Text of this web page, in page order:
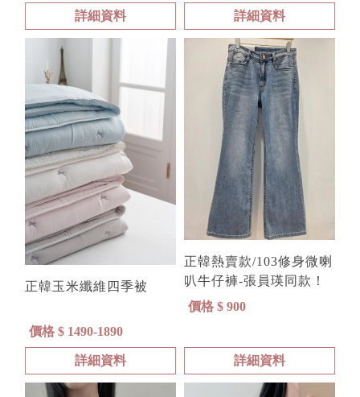
詳細資料 詳細資料
正韓玉米纖維四季被
價格 $ 1490-1890
詳細資料
正韓熱賣款/103修身微喇
叭牛仔褲-張員瑛同款！
價格 $ 900
詳細資料